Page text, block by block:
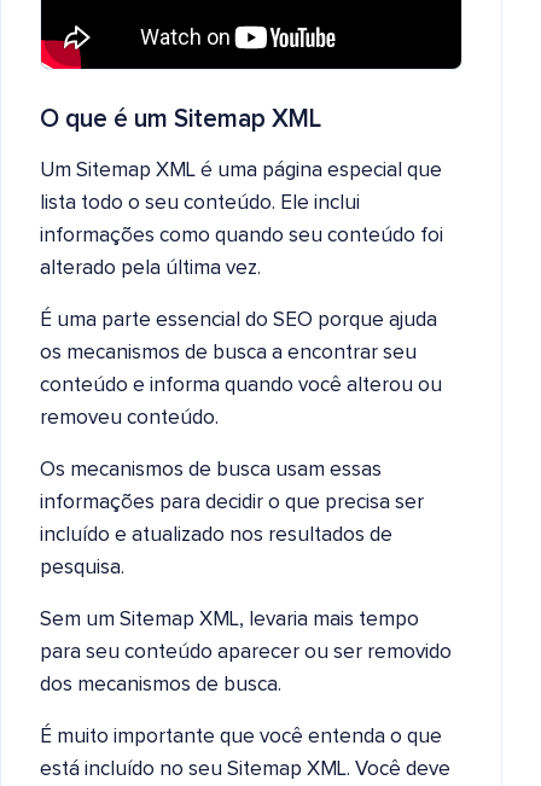
O que é um Sitemap XML
Um Sitemap XML é uma página especial que
lista todo o seu conteúdo. Ele inclui
informações como quando seu conteúdo foi
alterado pela última vez.
É uma parte essencial do SEO porque ajuda
os mecanismos de busca a encontrar seu
conteúdo e informa quando você alterou ou
removeu conteúdo.
Os mecanismos de busca usam essas
informações para decidir o que precisa ser
incluído e atualizado nos resultados de
pesquisa.
Sem um Sitemap XML, levaria mais tempo
para seu conteúdo aparecer ou ser removido
dos mecanismos de busca.
É muito importante que você entenda o que
está incluído no seu Sitemap XML. Você deve